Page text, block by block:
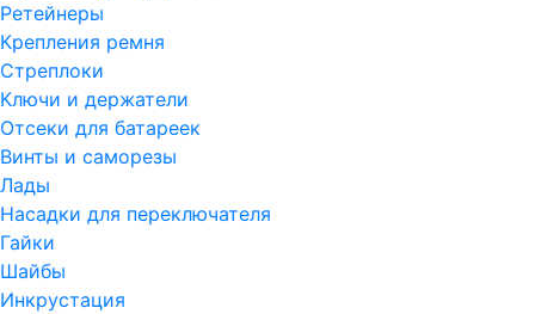
Ретейнеры
Крепления ремня
Стреплоки
Ключи и держатели
Отсеки для батареек
Винты и саморезы
Лады
Насадки для переключателя
Гайки
Шайбы
Инкрустация